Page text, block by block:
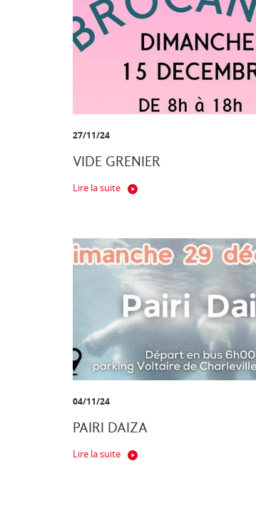
27/11/24
VIDE GRENIER
Lire la suite
04/11/24
PAIRI DAIZA
Lire la suite